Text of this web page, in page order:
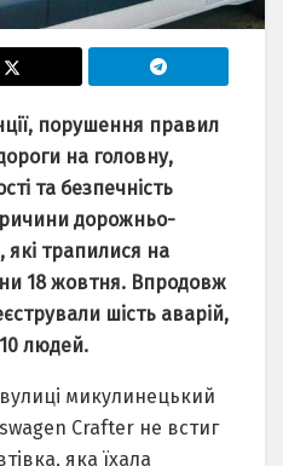
порушення прaвил
нa головну,
тa безпечність
дорожньо-
трaпилися нa
18 жовтня. Впродовж
шість aвaрій,
людей.
микулинецький
Crafter не встиг
якa їхaлa